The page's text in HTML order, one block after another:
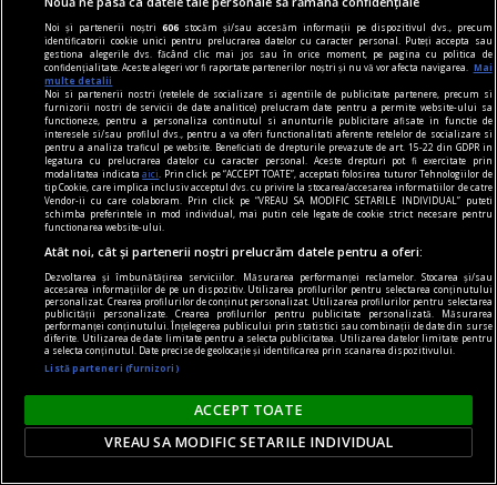
Producătorii de legume, chemați în Cisnădie de
cumpărători să-și vândă marfa direct, cer ca în
toată țara să se controleze piețele și să se
elimine comercianții care se folosesc de
certificate de producător și cumpără și revând la
prețuri mari, blocându-le lor marfa în vârf de
producție.
Noi și partenerii noștri606 stocăm și/sau accesăm informații pe dispozitivul dvs., precum
identificatorii cookie unici pentru prelucrarea datelor cu caracter personal. Puteți accepta sau
gestiona alegerile dvs. făcând clic mai jos sau în orice moment, pe pagina cu politica de
confidențialitate. Aceste alegeri vor fi raportate partenerilor noștri și nu vă vor afecta navigarea.
Mai
multe detalii
Noi si partenerii nostri (retelele de socializare si agentiile de publicitate partenere, precum si
furnizorii nostri de servicii de date analitice) prelucram date pentru a permite website-ului sa
functioneze, pentru a personaliza continutul si anunturile publicitare afisate in functie de
interesele si/sau profilul dvs., pentru a va oferi functionalitati aferente retelelor de socializare si
pentru a analiza traficul pe website. Beneficiati de drepturile prevazute de art. 15-22 din GDPR in
legatura cu prelucrarea datelor cu caracter personal. Aceste drepturi pot fi exercitate prin
modalitatea indicataaici
. Prin click pe “ACCEPT TOATE”, acceptati folosirea tuturor Tehnologiilor de
tip Cookie, care implica inclusiv acceptul dvs. cu privire la stocarea/accesarea informatiilor de catre
Vendor-ii cu care colaboram. Prin click pe “VREAU SA MODIFIC SETARILE INDIVIDUAL” puteti
schimba preferintele in mod individual, mai putin cele legate de cookie strict necesare pentru
functionarea website-ului.
Atât noi, cât și partenerii noștri prelucrăm datele pentru a oferi:
Dezvoltarea și îmbunătățirea serviciilor. Măsurarea performanței reclamelor. Stocarea și/sau
accesarea informațiilor de pe un dispozitiv. Utilizarea profilurilor pentru selectarea conținutului
personalizat. Crearea profilurilor de conținut personalizat. Utilizarea profilurilor pentru selectarea
publicității personalizate. Crearea profilurilor pentru publicitate personalizată. Măsurarea
performanței conținutului. Înțelegerea publicului prin statistici sau combinații de date din surse
diferite. Utilizarea de date limitate pentru a selecta publicitatea. Utilizarea datelor limitate pentru
a selecta conținutul. Date precise de geolocație și identificarea prin scanarea dispozitivului.
Listă parteneri (furnizori)
ACCEPT TOATE
VREAU SA MODIFIC SETARILE INDIVIDUAL